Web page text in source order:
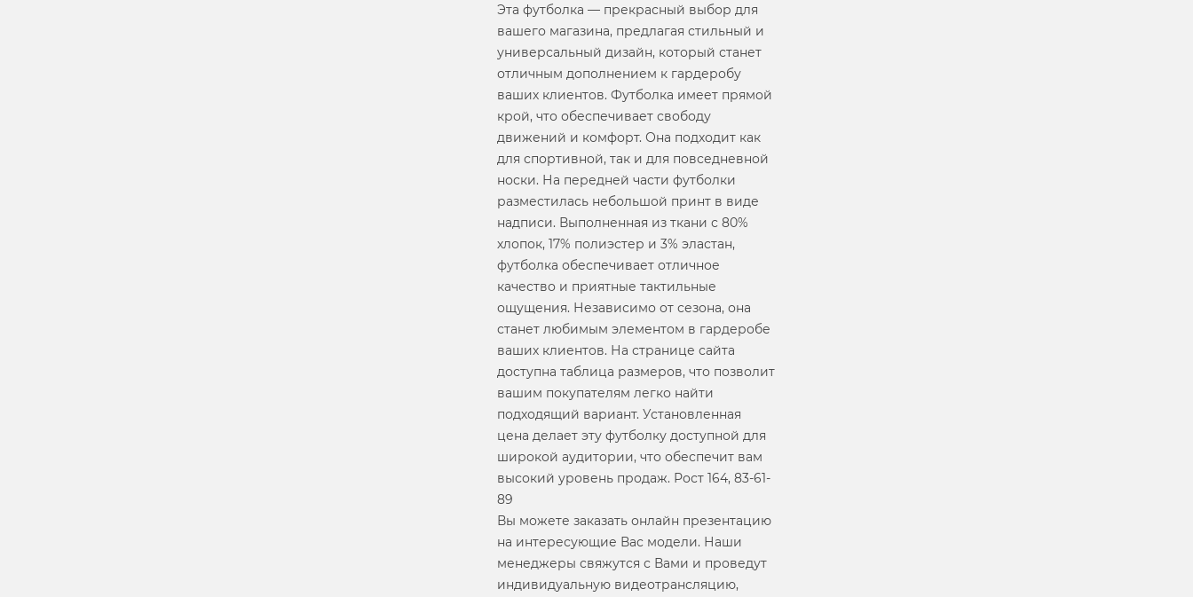
Эта футболка — прекрасный выбор для
вашего магазина, предлагая стильный и
универсальный дизайн, который станет
отличным дополнением к гардеробу
ваших клиентов. Футболка имеет прямой
крой, что обеспечивает свободу
движений и комфорт. Она подходит как
для спортивной, так и для повседневной
носки. На передней части футболки
разместилась небольшой принт в виде
надписи. Выполненная из ткани с 80%
хлопок, 17% полиэстер и 3% эластан,
футболка обеспечивает отличное
качество и приятные тактильные
ощущения. Независимо от сезона, она
станет любимым элементом в гардеробе
ваших клиентов. На странице сайта
доступна таблица размеров, что позволит
вашим покупателям легко найти
подходящий вариант. Установленная
цена делает эту футболку доступной для
широкой аудитории, что обеспечит вам
высокий уровень продаж. Рост 164, 83-61-
89
Вы можете заказать онлайн презентацию
на интересующие Вас модели. Наши
менеджеры свяжутся с Вами и проведут
индивидуальную видеотрансляцию,